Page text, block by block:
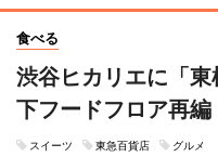
食べる
渋谷ヒカリエに「
下フードフロア再編
スイーツ 東急百貨店 グルメ